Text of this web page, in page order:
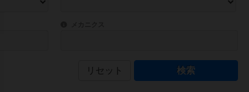
ーを指定することができます。直感的にゲームシステムを理解できるよう、
ゲーム性を構成するコアシステムです。主にボードゲー
リセット